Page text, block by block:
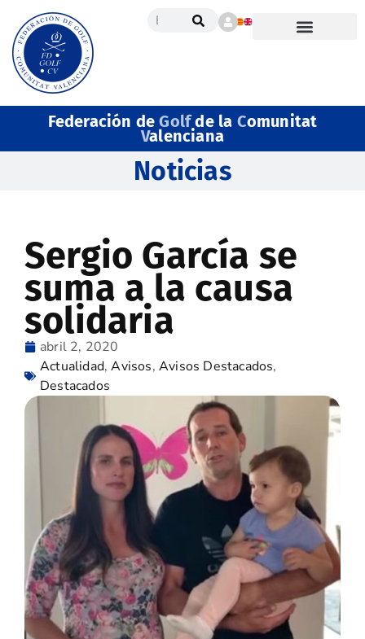
Federación deGolfde la Comunitat
Valenciana
Noticias
Sergio García se
suma a la causa
solidaria
abril 2, 2020
Actualidad,Avisos,Avisos Destacados,
Destacados